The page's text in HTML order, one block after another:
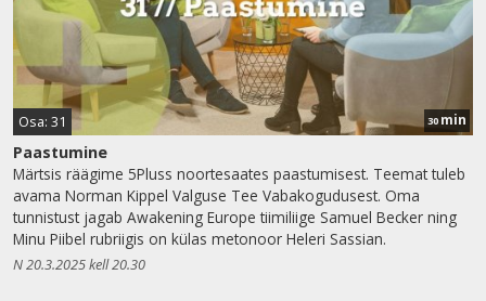
Osa: 31 30 min
Paastumine
Märtsis räägime 5Pluss noortesaates paastumisest. Teemat tuleb
avama Norman Kippel Valguse Tee Vabakogudusest. Oma
tunnistust jagab Awakening Europe tiimiliige Samuel Becker ning
Minu Piibel rubriigis on külas metonoor Heleri Sassian.
N 20.3.2025 kell 20.30